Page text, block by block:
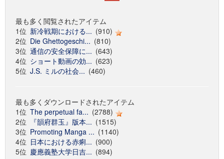
最も多く閲覧されたアイテム
1位 新冷戦期における... (910)
2位 Die Ghettogeschi... (810)
3位 通信の安全保障に... (643)
4位 ショート動画の効... (623)
5位 J.S. ミルの社会... (460)
最も多くダウンロードされたアイテム
1位 The perpetual fa... (2788)
2位
『韻府群玉』版本... (1515)
3位 Promoting Manga ... (1140)
4位 日本における赤痢... (900)
5位 慶應義塾大学日吉... (894)